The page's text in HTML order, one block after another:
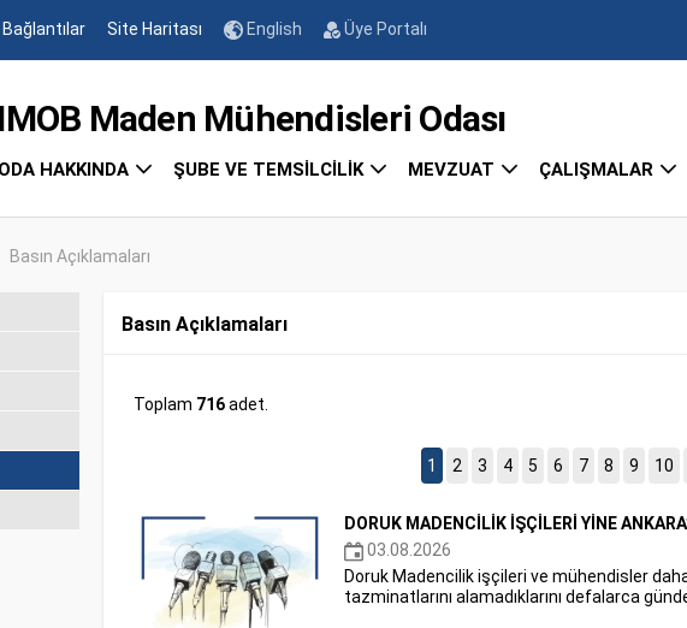
Bağlantılar Site Haritası English Üye Portalı
Maden Mühendisleri Odası
ODA HAKKINDA ŞUBE VE TEMSİLCİLİK MEVZUAT ÇALIŞMALAR
Basın Açıklamaları
Basın Açıklamaları
Toplam 716adet.
1 2 3 4 5 6 7 8 9 10
DORUK MADENCİLİK İŞÇİLERİ YİNE
03.08.2026
Doruk Madencilik işçileri ve mühendisler
tazminatlarını alamadıklarını defalarca